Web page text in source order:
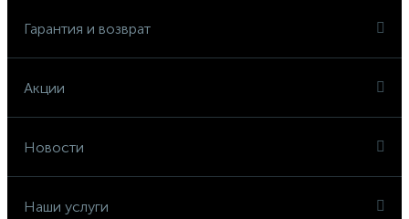
Гарантия и возврат
Акции
Новости
Наши услуги